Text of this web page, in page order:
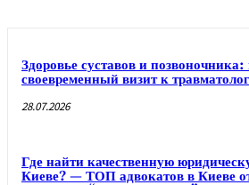
Здоровье суставов и
своевременный визит к
28.07.2026
Где найти качественную
Киеве? — ТОП адвокатов в Киеве